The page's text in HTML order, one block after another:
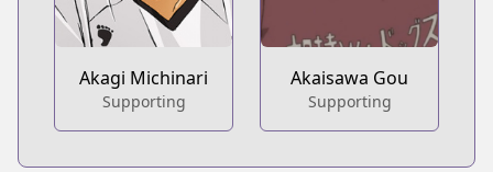
Akagi Michinari
Supporting
Akaisawa Gou
Supporting